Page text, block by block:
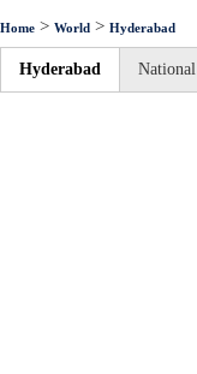
Home > World > Hyderabad
Hyderabad National